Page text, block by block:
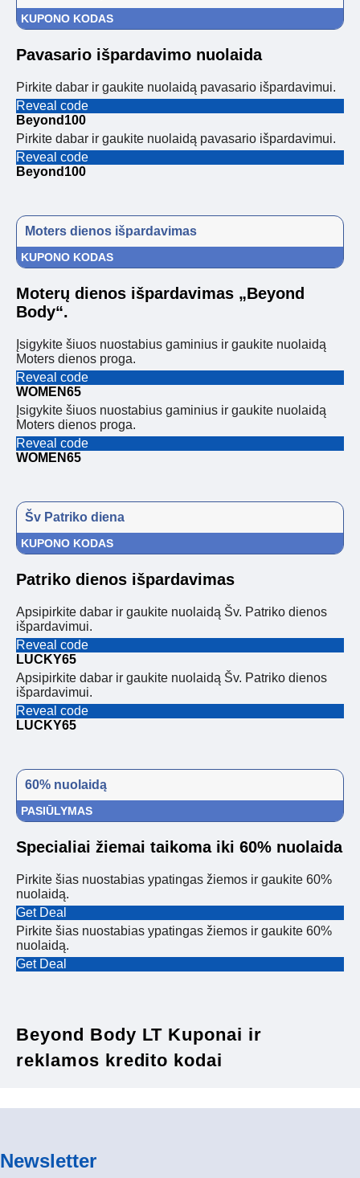
KUPONO KODAS
Pavasario išpardavimo nuolaida
Pirkite dabar ir gaukite nuolaidą pavasario išpardavimui.
Reveal code
Beyond100
Pirkite dabar ir gaukite nuolaidą pavasario išpardavimui.
Reveal code
Beyond100
Moters dienos išpardavimas
KUPONO KODAS
Moterų dienos išpardavimas „Beyond
Body“.
Įsigykite šiuos nuostabius gaminius ir gaukite nuolaidą
Moters dienos proga.
Reveal code
WOMEN65
Įsigykite šiuos nuostabius gaminius ir gaukite nuolaidą
Moters dienos proga.
Reveal code
WOMEN65
Šv Patriko diena
KUPONO KODAS
Patriko dienos išpardavimas
Apsipirkite dabar ir gaukite nuolaidą Šv. Patriko dienos
išpardavimui.
Reveal code
LUCKY65
Apsipirkite dabar ir gaukite nuolaidą Šv. Patriko dienos
išpardavimui.
Reveal code
LUCKY65
60% nuolaidą
PASIŪLYMAS
Specialiai žiemai taikoma iki 60% nuolaida
Pirkite šias nuostabias ypatingas žiemos ir gaukite 60%
nuolaidą.
Get Deal
Pirkite šias nuostabias ypatingas žiemos ir gaukite 60%
nuolaidą.
Get Deal
Beyond Body LT Kuponai ir
reklamos kredito kodai
Newsletter